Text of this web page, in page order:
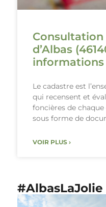
d’Albas
Le cadastre est
qui recensent et
foncières de
sous forme de
VOIR PLUS ›
#AlbasLaJolie